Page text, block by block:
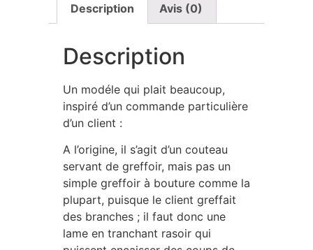
Description Avis (0)
Description
Un modéle qui plait beaucoup,
inspiré d’un commande particulière
d’un client :
A l’origine, il s’agit d’un couteau
servant de greffoir, mais pas un
simple greffoir à bouture comme la
plupart, puisque le client greffait
des branches ; il faut donc une
lame en tranchant rasoir qui